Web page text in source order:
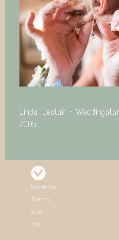
Linda Leclair –
2005
Bruidspaar:
Thema:
Waar:
Als: